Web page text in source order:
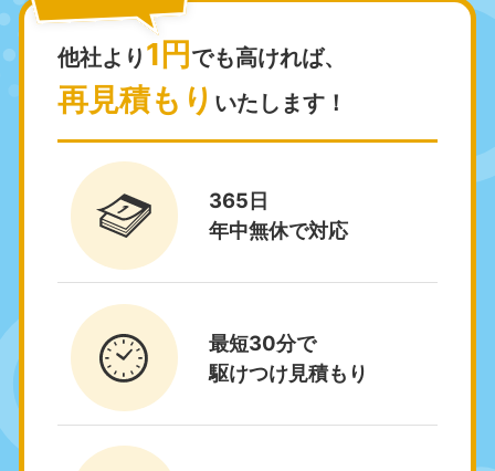
他社より 1円 でも高ければ、
再見積もり いたします！
365日
年中無休で対応
最短30分で
駆けつけ見積もり
山形県
050-1881-5273
9:00〜19:00 年中無休
050-1881-5272
福島県
050-1881-5271
9:00〜19:00 年中無休
関東
東京都
050-1881-5265
9:00〜19:00 年中無休
千葉県
050-1881-5268
9:00〜19:00 年中無休
埼玉県